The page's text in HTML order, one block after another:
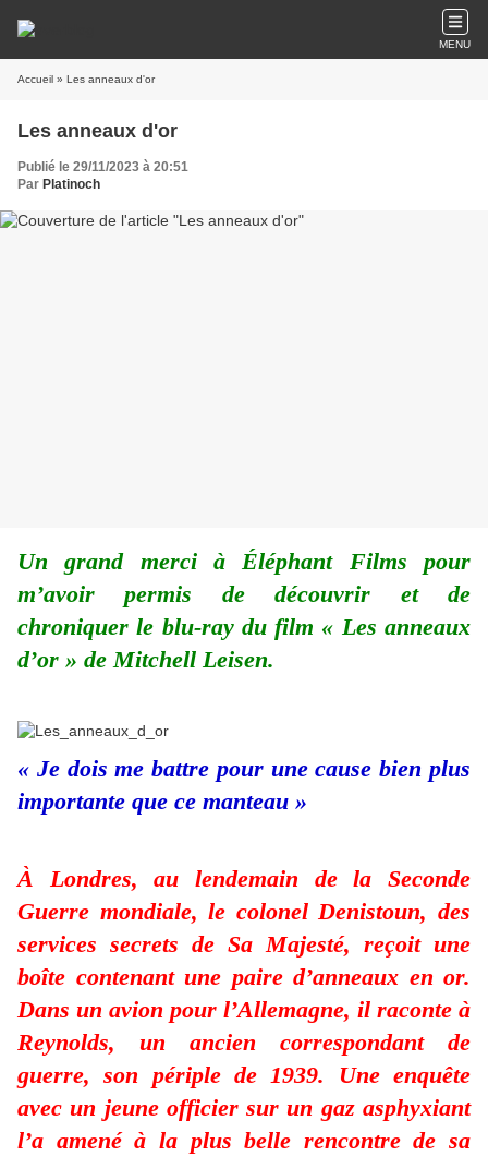
MENU
Accueil » Les anneaux d'or
Les anneaux d'or
Publié le 29/11/2023 à 20:51
Par Platinoch
Un grand merci à Éléphant Films pour
m’avoir permis de découvrir et de
chroniquer le blu-ray du film « Les anneaux
d’or » de Mitchell Leisen.
« Je dois me battre pour une cause bien plus
importante que ce manteau »
À Londres, au lendemain de la Seconde
Guerre mondiale, le colonel Denistoun, des
services secrets de Sa Majesté, reçoit une
boîte contenant une paire d’anneaux en or.
Dans un avion pour l’Allemagne, il raconte à
Reynolds, un ancien correspondant de
guerre, son périple de 1939. Une enquête
avec un jeune officier sur un gaz asphyxiant
l’a amené à la plus belle rencontre de sa